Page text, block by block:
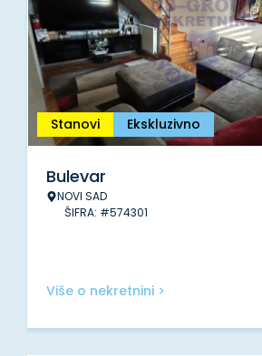
Stanovi Ekskluzivno
Bulevar
NOVI SAD
ŠIFRA: #574301
Više o nekretnini >